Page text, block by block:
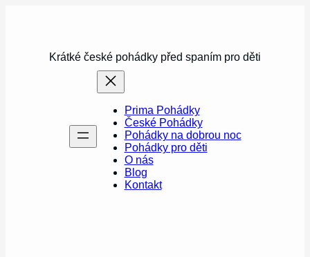
Krátké české pohádky před spaním pro děti
Prima Pohádky
České Pohádky
Pohádky na dobrou noc
Pohádky pro děti
O nás
Blog
Kontakt